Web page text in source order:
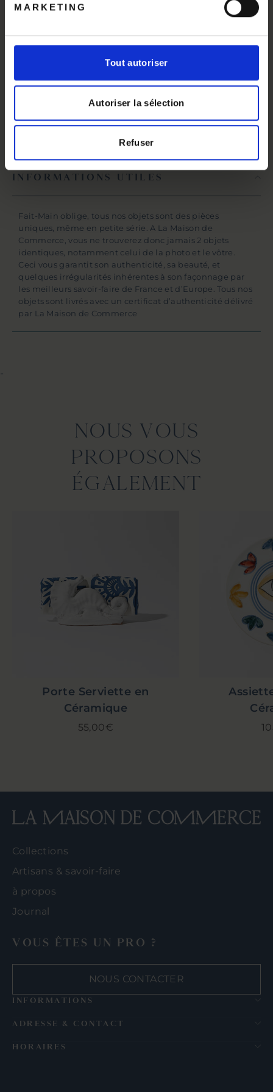
MARKETING
Tout autoriser
Autoriser la sélection
Refuser
Antonino Piscitello
apprendre davantage sur
cet artisan, c’est parici!
INFORMATIONS UTILES
Fait-Main oblige, tous nos objets sont des pièces
uniques, même en petite série. A La Maison de
Commerce, vous ne trouverez donc jamais 2 objets
identiques, notamment celui de la photo et le vôtre.
Ceci vous garantit son authenticité, sa beauté, et
quelques irrégularités inhérentes à son façonnage par
les meilleurs savoir-faire de France et d’Europe. Tous nos
objets sont livrés avec un certificat d’authenticité délivré
par La Maison de Commerce
-
NOUS VOUS
PROPOSONS
ÉGALEMENT
Porte Serviette en
Céramique
55,00€
Collections
Artisans & savoir-faire
à propos
Journal
VOUS ÊTES UN PRO ?
NOUS CONTACTER
INFORMATIONS
ADRESSE & CONTACT
HORAIRES